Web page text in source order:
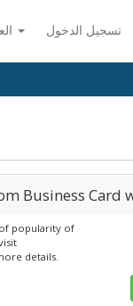
تسجيل الدخول
Business Card
popularity of
details.